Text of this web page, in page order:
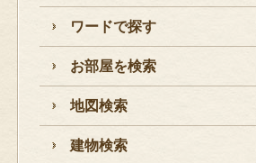
ワードで探す
お部屋を検索
地図検索
建物検索